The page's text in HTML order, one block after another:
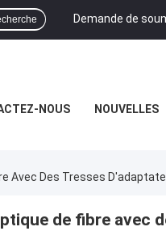
Demande de
NOUS NOUVELLES
Avec Des Tresses
de fibre avec